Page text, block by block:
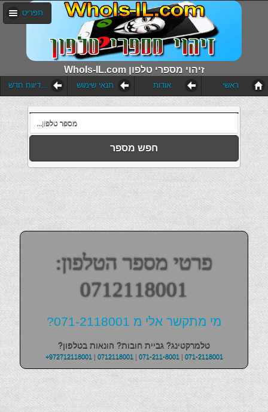
WhoIs-IL.com זיהוי מספרי טלפון
תפריט
הוסף דיווח חדש תנאי שימוש אודות ראשי
חפש מספר
פרטי מספר הטלפון:
0712118001
מי מתקשר אלי מ 071-2118001?
טלמרקטינג? גביית חובות? הונאות בטלפון?
+972712118001| 0712118001| 071-211-8001| 071-2118001